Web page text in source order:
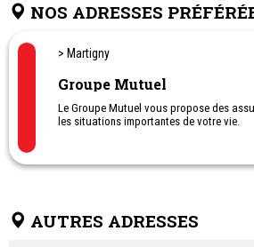
NOS ADRESSES
> Martigny
Groupe Mutuel
Le Groupe Mutuel vous propose des
les situations importantes de votre vie.
AUTRES ADRESSES